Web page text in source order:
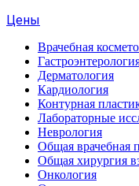
Цены
Врачебная
Дерматология
Кардиология
Контурная
Лабораторные
Неврология
Общая врачебная
Общая хирургия
Онкология